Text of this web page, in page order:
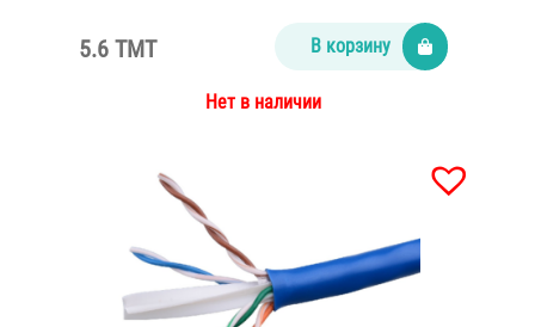
5.6 TMT В корзину
Нет в наличии